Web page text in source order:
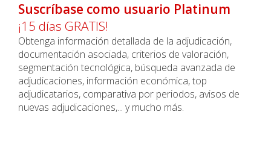
Suscríbase como usuario Platinum
¡15 días GRATIS!
Obtenga información detallada de la adjudicación,
documentación asociada, criterios de valoración,
segmentación tecnológica, búsqueda avanzada de
adjudicaciones, información económica, top
adjudicatarios, comparativa por periodos, avisos de
nuevas adjudicaciones,... y mucho más.